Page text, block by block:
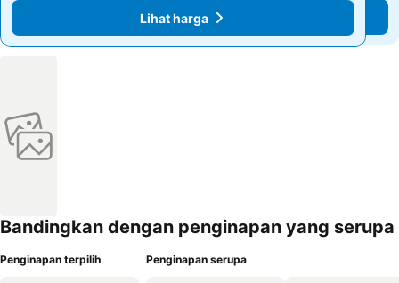
Lihat harga
Lihat harga
Bandingkan dengan penginapan yang serupa
Penginapan terpilih Penginapan serupa